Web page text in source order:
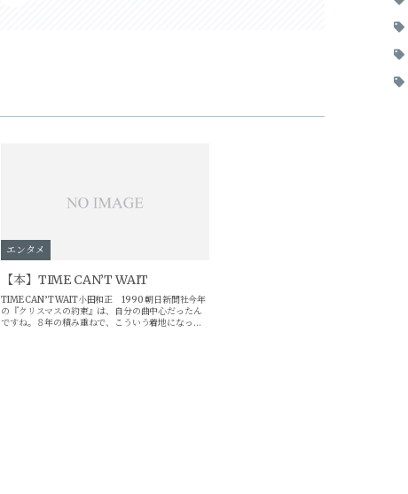
エンタメ
【本】TIME CAN’T WAIT
TIME CAN’T WAIT小田和正 1990 朝日新聞社今年
の『クリスマスの約束』は、自分の曲中心だったん
ですね。８年の積み重ねで、こういう着地になった